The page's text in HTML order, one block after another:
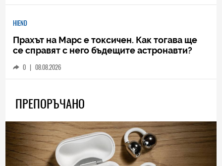
HIEND
Прахът на Марс е токсичен. Как тогава ще
се справят с него бъдещите астронавти?
0 | 08.08.2026
ПРЕПОРЪЧАНО